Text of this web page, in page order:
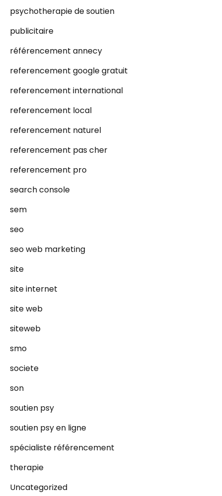
psychotherapie de soutien
publicitaire
référencement annecy
referencement google gratuit
referencement international
referencement local
referencement naturel
referencement pas cher
referencement pro
search console
sem
seo
seo web marketing
site
site internet
site web
siteweb
smo
societe
son
soutien psy
soutien psy en ligne
spécialiste référencement
therapie
Uncategorized